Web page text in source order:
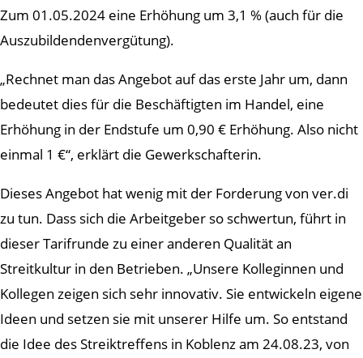
Zum 01.05.2024 eine Erhöhung um 3,1 % (auch für die
Auszubildendenvergütung).
„Rechnet man das Angebot auf das erste Jahr um, dann
bedeutet dies für die Beschäftigten im Handel, eine
Erhöhung in der Endstufe um 0,90 € Erhöhung. Also nicht
einmal 1 €“, erklärt die Gewerkschafterin.
Dieses Angebot hat wenig mit der Forderung von ver.di
zu tun. Dass sich die Arbeitgeber so schwertun, führt in
dieser Tarifrunde zu einer anderen Qualität an
Streitkultur in den Betrieben. „Unsere Kolleginnen und
Kollegen zeigen sich sehr innovativ. Sie entwickeln eigene
Ideen und setzen sie mit unserer Hilfe um. So entstand
die Idee des Streiktreffens in Koblenz am 24.08.23, von